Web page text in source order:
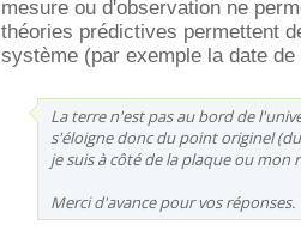
mesure ou d'observation ne
théories prédictives permettent
système (par exemple la date
La terre n'est pas au bord de
s'éloigne donc du point originel
je suis à côté de la plaque ou mon
Merci d'avance pour vos réponses.